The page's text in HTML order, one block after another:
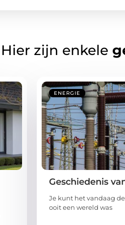
Hier zijn enkele
ENERGIE
Geschiedenis
Je kunt het vandaag
ooit een wereld was